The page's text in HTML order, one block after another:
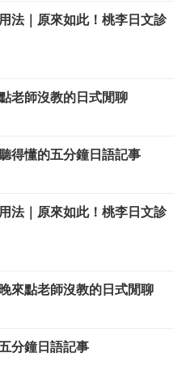
法｜原來如此！桃李日文診
老師沒教的日式閒聊
得懂的五分鐘日語記事
法｜原來如此！桃李日文診
來點老師沒教的日式閒聊
分鐘日語記事